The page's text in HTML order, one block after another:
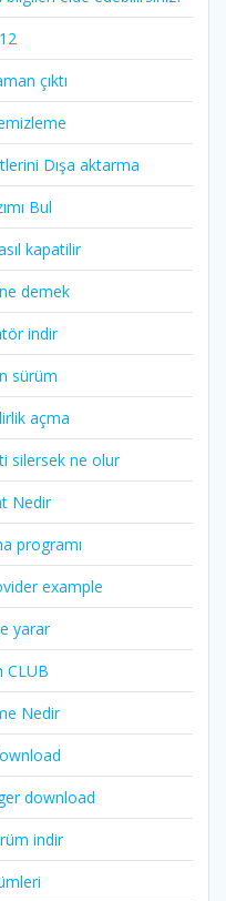
çıktı
Dışa aktarma
Bul
kapatilir
demek
indir
sürüm
açma
silersek ne olur
Nedir
programı
example
yarar
CLUB
Nedir
download
indir